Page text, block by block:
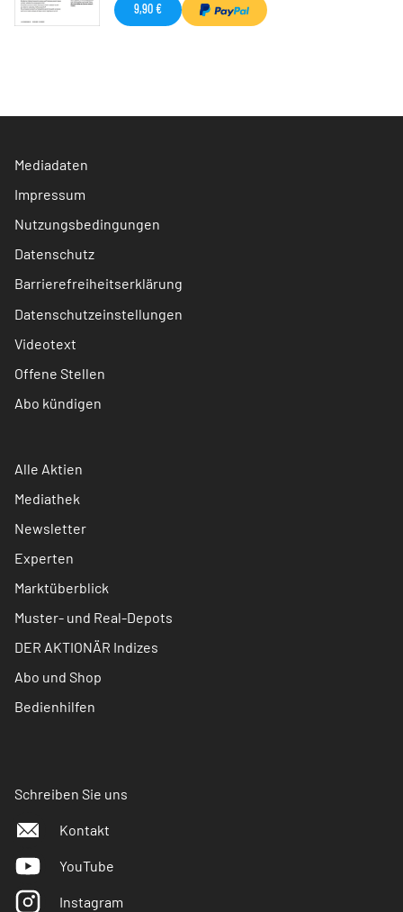
9,90 €
Mediadaten
Impressum
Nutzungsbedingungen
Datenschutz
Barrierefreiheitserklärung
Datenschutzeinstellungen
Videotext
Offene Stellen
Abo kündigen
Alle Aktien
Mediathek
Newsletter
Experten
Marktüberblick
Muster- und Real-Depots
DER AKTIONÄR Indizes
Abo und Shop
Bedienhilfen
Schreiben Sie uns
Kontakt
YouTube
Instagram